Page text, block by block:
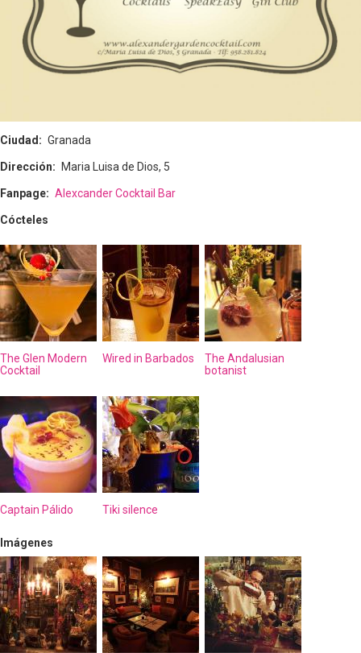
Ciudad Granada
Dirección Maria Luisa de Dios, 5
Fanpage Alexcander Cocktail Bar
Cócteles
The Glen Modern
Cocktail
Wired in Barbados
The Andalusian
botanist
Captain Pálido Tiki silence
Imágenes